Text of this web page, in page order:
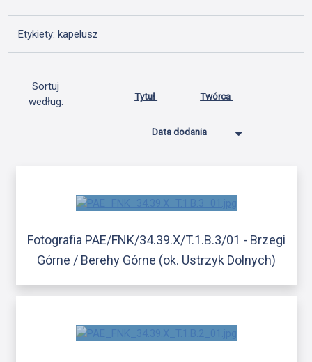
Etykiety: kapelusz
Sortuj
według:
Tytuł Twórca
Data dodania
Fotografia PAE/FNK/34.39.X/T.1.B.3/01 - Brzegi
Górne / Berehy Górne (ok. Ustrzyk Dolnych)